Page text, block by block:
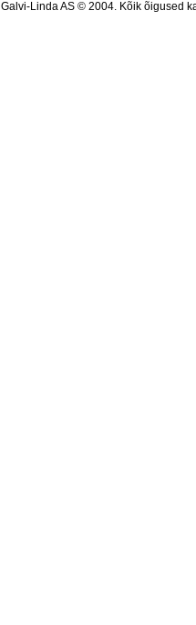
Galvi-Linda AS © 2004. Kõik õigused